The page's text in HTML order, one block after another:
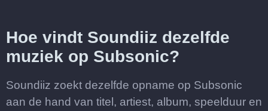
Hoe vindt Soundiiz dezelfde
muziek op Subsonic?
Soundiiz zoekt dezelfde opname op Subsonic
aan de hand van titel, artiest, album, speelduur en